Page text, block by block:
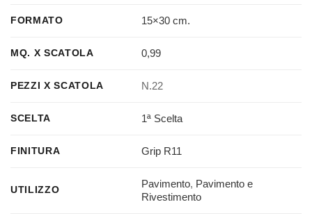
FORMATO 15×30 cm.
MQ. X SCATOLA 0,99
PEZZI X SCATOLA N.22
SCELTA 1ª Scelta
FINITURA Grip R11
UTILIZZO Pavimento, Pavimento e
Rivestimento